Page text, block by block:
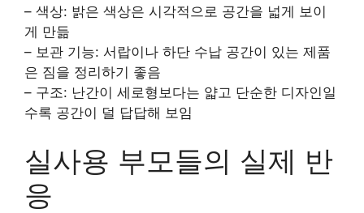
– 색상: 밝은 색상은 시각적으로 공간을 넓게 보이
게 만듦
– 보관 기능: 서랍이나 하단 수납 공간이 있는 제품
은 짐을 정리하기 좋음
– 구조: 난간이 세로형보다는 얇고 단순한 디자인일
수록 공간이 덜 답답해 보임
실사용 부모들의 실제 반
응